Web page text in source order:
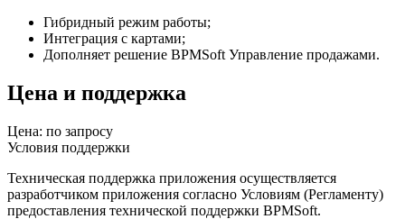
Гибридный режим работы;
Интеграция с картами;
Дополняет решение BPMSoft Управление продажами.
Цена и поддержка
Цена: по запросу
Условия поддержки
Техническая поддержка приложения осуществляется
разработчиком приложения согласно Условиям (Регламенту)
предоставления технической поддержки BPMSoft.